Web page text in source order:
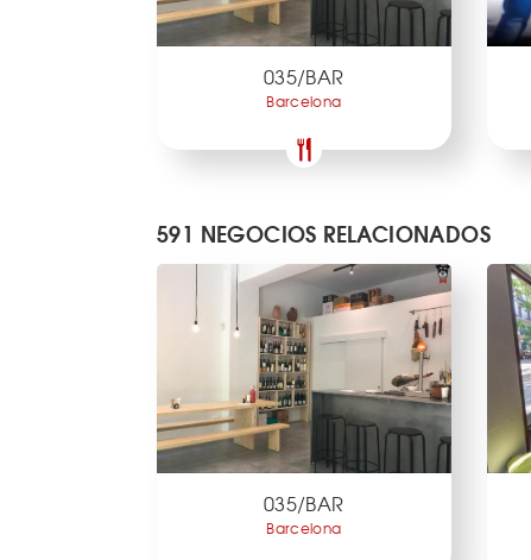
035/BAR
Barcelona
591 NEGOCIOS RELACIONADOS
035/BAR
Barcelona